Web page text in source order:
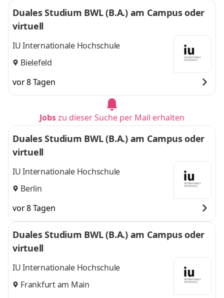
Duales Studium BWL (B.A.) am Campus oder
virtuell
IU Internationale Hochschule
Bielefeld
vor 8 Tagen
Jobszu dieser Suche per Mail erhalten
Duales Studium BWL (B.A.) am Campus oder
virtuell
IU Internationale Hochschule
Berlin
vor 8 Tagen
Duales Studium BWL (B.A.) am Campus oder
virtuell
IU Internationale Hochschule
Frankfurt am Main